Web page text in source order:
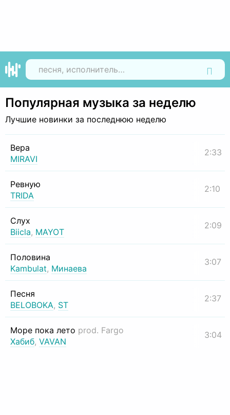
Популярная музыка за неделю
Лучшие новинки за последнюю неделю
Вера
MIRAVI
2:33
Ревную
TRIDA
2:10
Слух
Biicla, MAYOT
2:09
Половина
Kambulat, Минаева
3:07
Песня
BELOBOKA, ST
2:37
Море пока лето prod. Fargo
Хабиб, VAVAN
3:04